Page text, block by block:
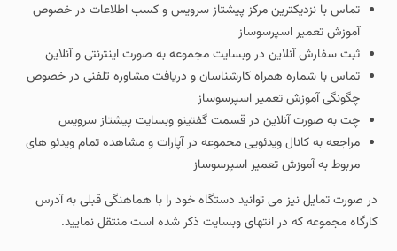
تماس با نزدیکترین مرکز پیشتاز سرویس و کسب اطلاعات در خصوص
آموزش تعمیر اسپرسوساز
ثبت سفارش آنلاین در وبسایت مجموعه به صورت اینترنتی و آنلاین
تماس با شماره همراه کارشناسان و دریافت مشاوره تلفنی در خصوص
چگونگی آموزش تعمیر اسپرسوساز
چت به صورت آنلاین در قسمت گفتینو وبسایت پیشتاز سرویس
مراجعه به کانال ویدئویی مجموعه در آپارات و مشاهده تمام ویدئو های
مربوط به آموزش تعمیر اسپرسوساز
در صورت تمایل نیز می توانید دستگاه خود را با هماهنگی قبلی به آدرس
کارگاه مجموعه که در انتهای وبسایت ذکر شده است منتقل نمایید.